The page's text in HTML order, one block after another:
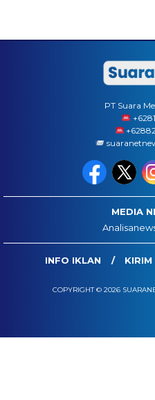
PT Suara
MEDIA
INFO IKLAN KIRIM
COPYRIGHT © 2026